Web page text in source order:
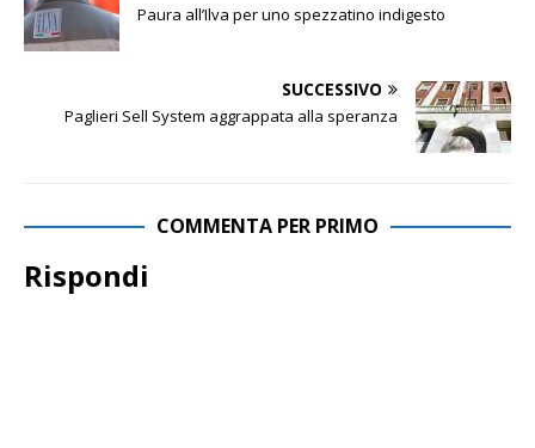
Paura all’Ilva per uno spezzatino indigesto
SUCCESSIVO
Paglieri Sell System aggrappata alla speranza
COMMENTA PER PRIMO
Rispondi